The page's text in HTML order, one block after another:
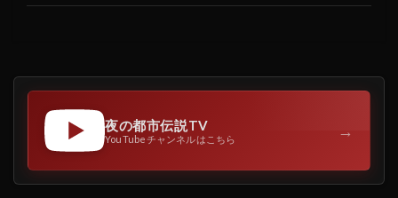
夜の都市伝説TV
YouTubeチャンネルはこちら →